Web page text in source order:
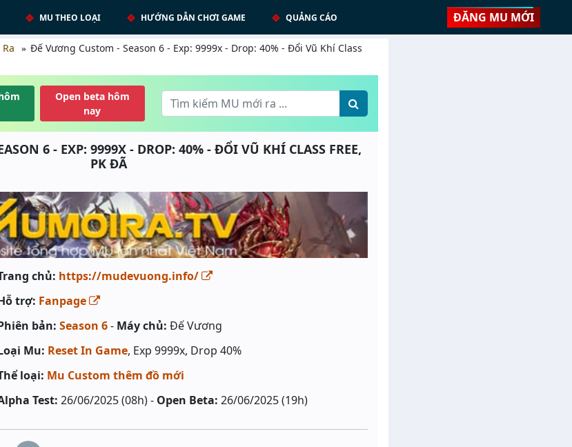
MU THEO LOẠI HƯỚNG DẪN CHƠI GAME QUẢNG CÁO ĐĂNG MU MỚI
Đế Vương Custom - Season 6 - Exp: 9999x - Drop: 40% - Đổi Vũ Khí Class
Open beta hôm
nay
6 - EXP: 9999X - DROP: 40% - ĐỔI VŨ KHÍ CLASS FREE,
PK ĐÃ
chủ: https://mudevuong.info/
trợ: Fanpage
bản: Season 6- Máy chủ: Đế Vương
Mu: Reset In Game, Exp 9999x, Drop 40%
loại: Mu Custom thêm đồ mới
Test: 26/06/2025 (08h) - Open Beta: 26/06/2025 (19h)